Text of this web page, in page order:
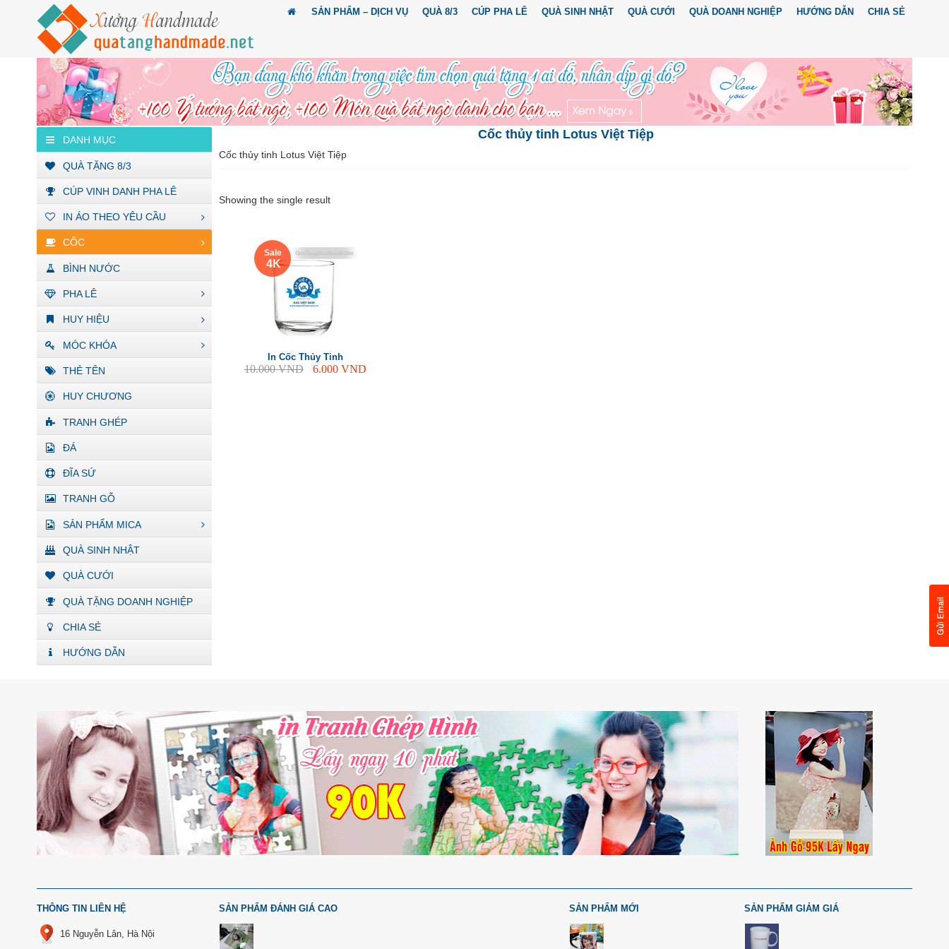
SẢN PHẨM – DỊCH VỤ QUÀ 8/3 CÚP PHA LÊ QUÀ SINH NHẬT QUÀ CƯỚI QUÀ DOANH NGHIỆP HƯỚNG DẪN CHIA SẺ
DANH MỤC
QUÀ TẶNG 8/3
CÚP VINH DANH PHA LÊ
IN ÁO THEO YÊU CẦU
CỐC
BÌNH NƯỚC
PHA LÊ
HUY HIỆU
MÓC KHÓA
THẺ TÊN
HUY CHƯƠNG
TRANH GHÉP
ĐÁ
ĐĨA SỨ
TRANH GỖ
SẢN PHẨM MICA
QUÀ SINH NHẬT
QUÀ CƯỚI
QUÀ TẶNG DOANH NGHIỆP
CHIA SẺ
HƯỚNG DẪN
Cốc thủy tinh Lotus Việt Tiệp
Cốc thủy tinh Lotus Việt Tiệp
Showing the single result
Sale
4 K
In Cốc Thủy Tinh
10.000VND 6.000 VND
THÔNG TIN LIÊN HỆ
16 Nguyễn Lân, Hà Nội
SẢN PHẨM ĐÁNH GIÁ CAO SẢN PHẨM MỚI SẢN PHẨM GIẢM GIÁ